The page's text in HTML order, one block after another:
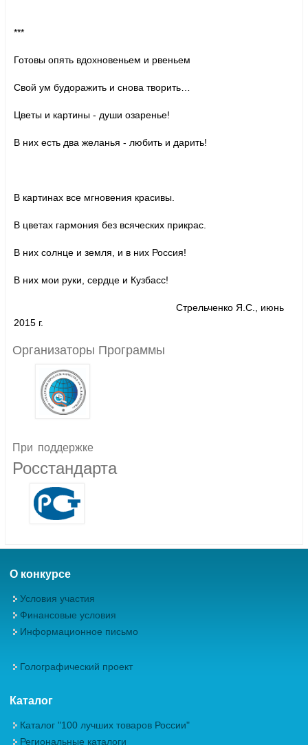
***
Готовы опять вдохновеньем и рвеньем
Свой ум будоражить и снова творить…
Цветы и картины - души озаренье!
В них есть два желанья - любить и дарить!
В картинах все мгновения красивы.
В цветах гармония без всяческих прикрас.
В них солнце и земля, и в них Россия!
В них мои руки, сердце и Кузбасс!
Стрельченко Я.С., июнь
2015 г.
Организаторы Программы
При поддержке
Росстандарта
О конкурсе
Условия участия
Финансовые условия
Информационное письмо
Голографический проект
Каталог
Каталог "100 лучших товаров России"
Региональные каталоги